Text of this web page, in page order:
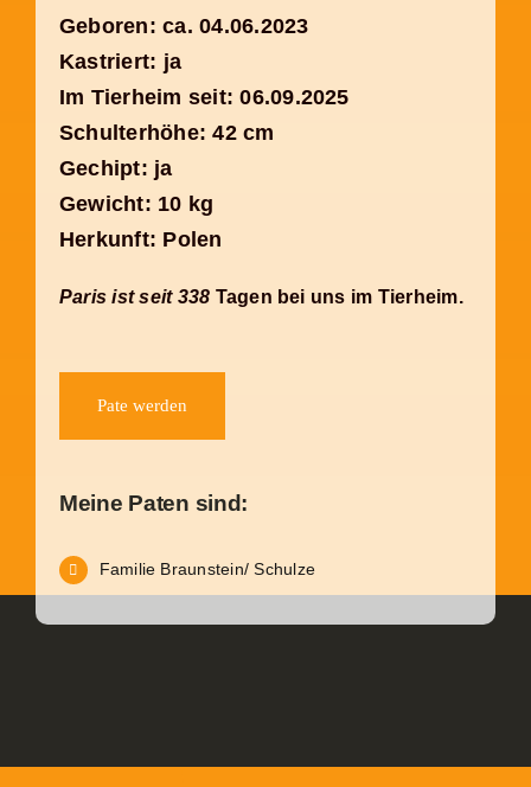
Geboren: ca. 04.06.2023
Kastriert: ja
Im Tierheim seit: 06.09.2025
Schulterhöhe: 42 cm
Gechipt: ja
Gewicht: 10 kg
Herkunft: Polen
Paris ist seit 338 Tagen bei uns im Tierheim.
Pate werden
Meine Paten sind:
Familie Braunstein/ Schulze